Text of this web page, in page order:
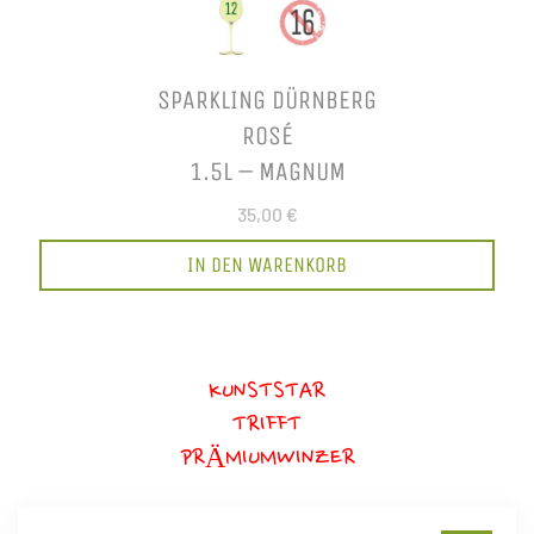
SPARKLING DÜRNBERG
ROSÉ
1.5L – MAGNUM
35,00 €
IN DEN WARENKORB
KUNSTSTAR
TRIFFT
PRÄMIUMWINZER